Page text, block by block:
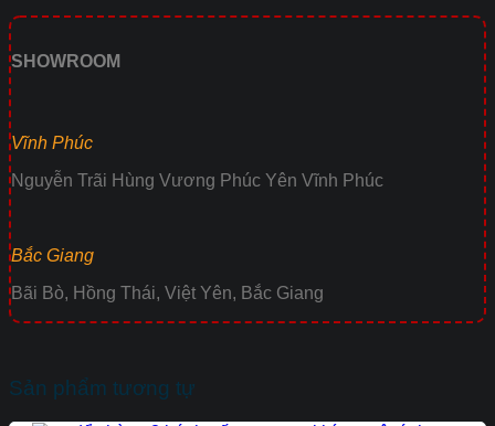
SHOWROOM
Vĩnh Phúc
Nguyễn Trãi Hùng Vương Phúc Yên Vĩnh Phúc
Bắc Giang
Bãi Bò, Hồng Thái, Việt Yên, Bắc Giang
Sản phẩm tương tự